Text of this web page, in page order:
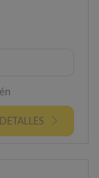
DETALLES